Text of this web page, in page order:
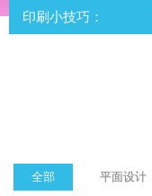
印刷小技巧：
全部 平面设计